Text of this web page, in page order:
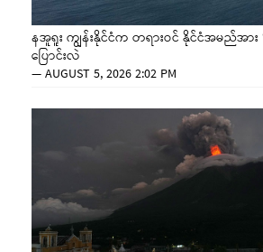
နအူရူး ကျွန်းနိုင်ငံက တရားဝင် နိုင်ငံအမည်အာ
ပြောင်းလဲ
—AUGUST 5, 2026 2:02 PM